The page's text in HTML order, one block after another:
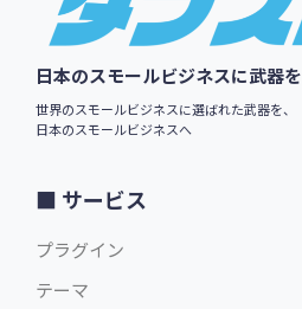
日本のスモールビジネスに武器を
世界のスモールビジネスに選ばれた武器を、
日本のスモールビジネスへ
サービス
プラグイン
テーマ